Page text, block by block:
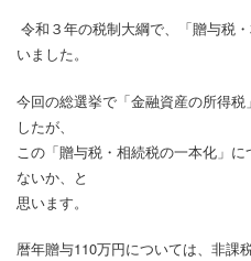
令和３年の税制大綱で、「贈与税
いました。
今回の総選挙で「金融資産の所得
したが、
この「贈与税・相続税の一本化」
ないか、と
思います。
暦年贈与110万円については、非課